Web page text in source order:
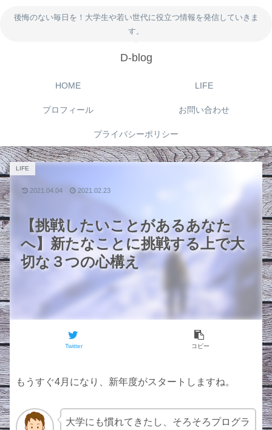
後悔のない毎日を！大学生や若い世代に役立つ情報を発信していきま
す。
D-blog
HOME LIFE
プロフィール お問い合わせ
プライバシーポリシー
【挑戦したいことがあるあなた
へ】新たなことに挑戦する上で大
切な３つの心構え
LIFE
Twitter コピー
2021.04.04 2021.02.23
もうすぐ4月になり、新年度がスタートしますね。
大学にも慣れてきたし、そろそろプログラ